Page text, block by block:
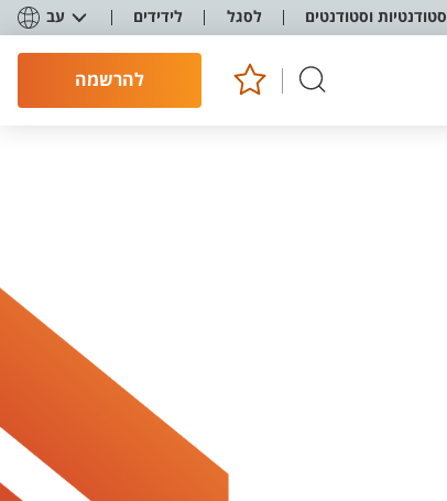
סטודנטיות וסטודנטים לסגל לידידים עב
להרשמה